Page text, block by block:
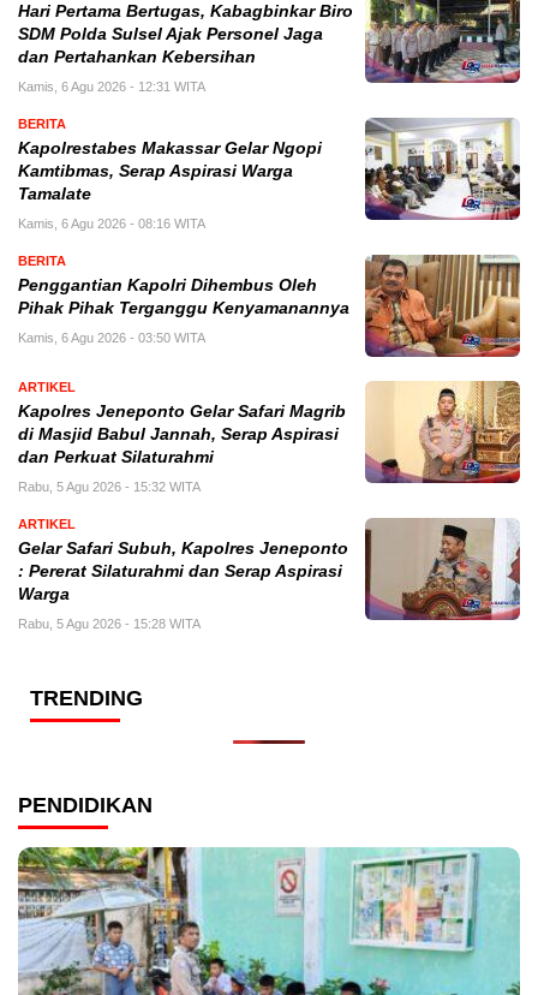
Hari Pertama Bertugas, Kabagbinkar Biro
SDM Polda Sulsel Ajak Personel Jaga
dan Pertahankan Kebersihan
Kamis, 6 Agu 2026 - 12:31 WITA
BERITA
Kapolrestabes Makassar Gelar Ngopi
Kamtibmas, Serap Aspirasi Warga
Tamalate
Kamis, 6 Agu 2026 - 08:16 WITA
BERITA
Penggantian Kapolri Dihembus Oleh
Pihak Pihak Terganggu Kenyamanannya
Kamis, 6 Agu 2026 - 03:50 WITA
ARTIKEL
Kapolres Jeneponto Gelar Safari Magrib
di Masjid Babul Jannah, Serap Aspirasi
dan Perkuat Silaturahmi
Rabu, 5 Agu 2026 - 15:32 WITA
ARTIKEL
Gelar Safari Subuh, Kapolres Jeneponto
: Pererat Silaturahmi dan Serap Aspirasi
Warga
Rabu, 5 Agu 2026 - 15:28 WITA
TRENDING
PENDIDIKAN